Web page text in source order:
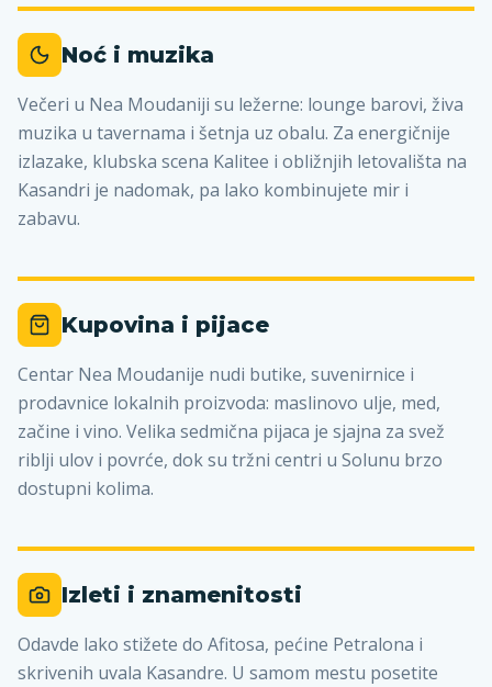
Noć i muzika
Večeri u Nea Moudaniji su ležerne: lounge barovi, živa
muzika u tavernama i šetnja uz obalu. Za energičnije
izlazake, klubska scena Kalitee i obližnjih letovališta na
Kasandri je nadomak, pa lako kombinujete mir i
zabavu.
Kupovina i pijace
Centar Nea Moudanije nudi butike, suvenirnice i
prodavnice lokalnih proizvoda: maslinovo ulje, med,
začine i vino. Velika sedmična pijaca je sjajna za svež
riblji ulov i povrće, dok su tržni centri u Solunu brzo
dostupni kolima.
Izleti i znamenitosti
Odavde lako stižete do Afitosa, pećine Petralona i
skrivenih uvala Kasandre. U samom mestu posetite